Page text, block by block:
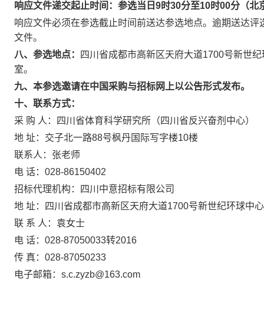
响应文件递交起止时间：参选当日 9时30分至10时00分 （北
响应文件必须在参选截止时间前送达参选地点。逾期送达
文件。
八、参选地点：
四川省成都市高新区天府大道1700号新世
室。
九、本参选邀请在中国采购与招标网上以公告形式发布。
十、联系方式：
采 购 人：四川省体育科学研究所（四川省反兴奋剂中心）
地 址：交子北一路88号枫丹国际写字楼10楼
联系人： 张老师
电 话： 028-86150402
招标代理机构：四川中意招标有限公司
地 址：四川省成都市高新区天府大道1700号新世纪环球中
联 系 人：袁女士
电 话： 028-87050033转2016
传 真： 028-87050233
电子邮箱： s.c.zyzb@163.com